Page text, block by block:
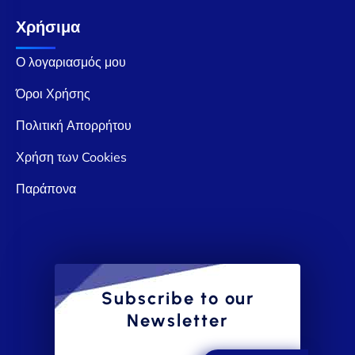
Χρήσιμα
Ο λογαριασμός μου
Όροι Χρήσης
Πολιτική Απορρήτου
Χρήση των Cookies
Παράπονα
Subscribe to our
Newsletter